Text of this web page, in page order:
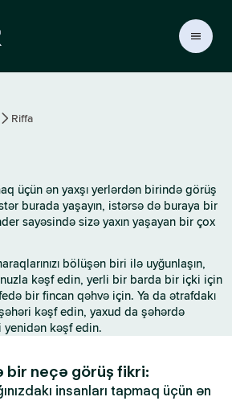
r
e
Riffa
üçün ən yaxşı yerlərdən birində görüş
burada yaşayın, istərsə də buraya bir
sayəsində sizə yaxın yaşayan bir çox
bölüşən biri ilə uyğunlaşın,
kəşf edin, yerli bir barda bir içki için
bir fincan qəhvə için. Ya da ətrafdakı
kəşf edin, yaxud da şəhərdə
yenidən kəşf edin.
bir neçə görüş fikri:
insanları tapmaq üçün ən